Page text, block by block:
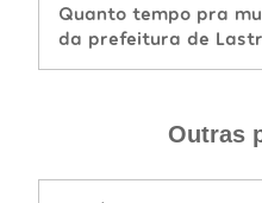
Quanto tempo pra
da prefeitura de
Outras